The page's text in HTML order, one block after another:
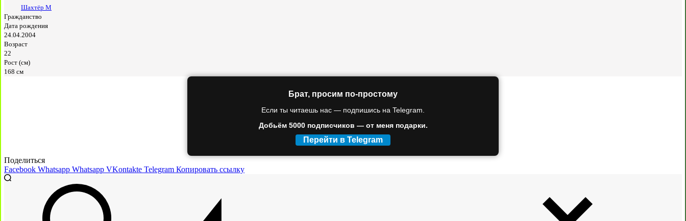
Шахтёр М
Гражданство
Дата рождения
24.04.2004
Возраст
22
Рост (см)
168 см
Брат, просим по-простому
Если ты читаешь нас — подпишись на Telegram.
Добьём 5000 подписчиков — от меня подарки.
Перейти в Telegram
Поделиться
Facebook Whatsapp Whatsapp VKontakte Telegram Копировать ссылку